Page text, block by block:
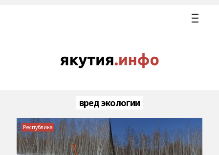
вред экологии
Республика